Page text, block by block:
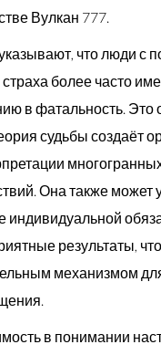
Вулкан 777.
что люди с
более часто
в фатальность. Это
судьбы создаёт
Она также может
индивидуальной
результаты,
механизмом
в понимании